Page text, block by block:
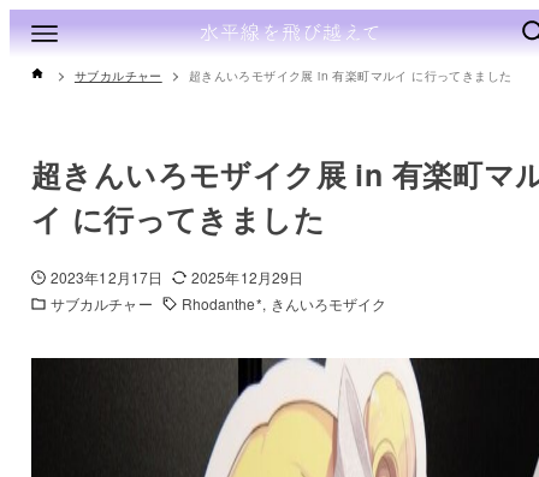
サブカルチャー 超きんいろモザイク展 in 有楽町マルイ に行ってきました
超きんいろモザイク展 in 有楽町マ
イ に行ってきました
2023年12月17日
2025年12月29日
サブカルチャー
Rhodanthe* きんいろモザイク